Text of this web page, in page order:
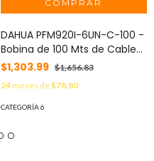
DAHUA PFM920I-6UN-C-100 -
Bobina de 100 Mts de Cable
UTP Cat6/ 100% Cobre/ Color
Blanco/ Cubierta Retardante
de Flama con Certificación
CE CPR Eca/ Ideal para Video
$1,303.99 $1,656.83
24meses de$78.80
CATEGORÍA 6